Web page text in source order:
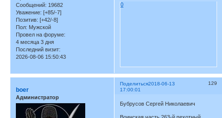
Сообщений: 19682
Уважение: [+85/-7]
Позитив: [+42/-8]
Пол: Мужской
Провел на форуме:
4 месяца 3 дня
Последний визит:
2026-08-06 15:50:43
0
Поделиться 129
2018-06-13
17:00:01
boer
Администратор
Бубрусов Сергей Николаевич